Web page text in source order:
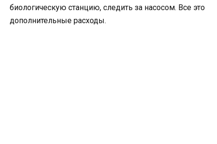
биологическую станцию, следить за насосом. Все это
дополнительные расходы.